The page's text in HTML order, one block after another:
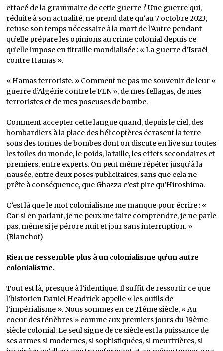
effacé de la grammaire de cette guerre ? Une guerre qui,
réduite à son actualité, ne prend date qu’au 7 octobre 2023,
refuse son temps nécessaire à la mort de l’Autre pendant
qu’elle prépare les opinions au crime colonial depuis ce
qu’elle impose en titraille mondialisée : « La guerre d’Israël
contre Hamas ».
« Hamas terroriste. » Comment ne pas me souvenir de leur «
guerre d’Algérie contre le FLN », de mes fellagas, de mes
terroristes et de mes poseuses de bombe.
Comment accepter cette langue quand, depuis le ciel, des
bombardiers à la place des hélicoptères écrasent la terre
sous des tonnes de bombes dont on discute en live sur toutes
les toiles du monde, le poids, la taille, les effets secondaires et
premiers, entre experts. On peut même répéter jusqu’à la
nausée, entre deux poses publicitaires, sans que cela ne
prête à conséquence, que Ghazza c’est pire qu’Hiroshima.
C’est là que le mot colonialisme me manque pour écrire : «
Car si en parlant, je ne peux me faire comprendre, je ne parle
pas, même si je pérore nuit et jour sans interruption. »
(Blanchot)
Rien ne ressemble plus à un colonialisme qu’un autre
colonialisme.
Tout est là, presque à l’identique. Il suffit de ressortir ce que
l’historien Daniel Headrick appelle « les outils de
l’impérialisme ». Nous sommes en ce 21ème siècle, « Au
coeur des ténèbres » comme aux premiers jours du 19ème
siècle colonial. Le seul signe de ce siècle est la puissance de
ses armes si modernes, si sophistiquées, si meurtrières, si